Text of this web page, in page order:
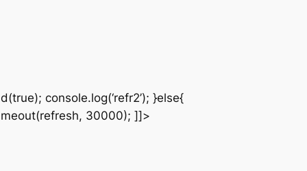
console.log(‘refr2’); }else{
30000); ]]>